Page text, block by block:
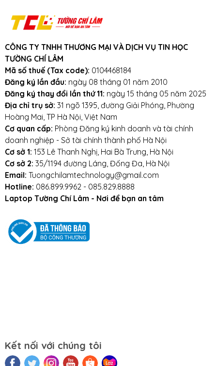
CÔNG TY TNHH THƯƠNG MẠI VÀ DỊCH VỤ TIN HỌC
TƯỜNG CHÍ LÂM
Mã số thuế (Tax code): 0104468184
Đăng ký lần đầu: ngày 08 tháng 01 năm 2010
Đăng ký thay đổi lần thứ 11: ngày 15 tháng 05 năm 2025
Địa chỉ trụ sở: 31 ngõ 1395, đường Giải Phóng, Phường
Hoàng Mai, TP Hà Nội, Việt Nam
Cơ quan cấp: Phòng Đăng ký kinh doanh và tài chính
doanh nghiệp - Sở tài chính thành phố Hà Nội
Cơ sở 1: 153 Lê Thanh Nghị, Hai Bà Trưng, Hà Nội
Cơ sở 2: 35/1194 đường Láng, Đống Đa, Hà Nội
Email: Tuongchilamtechnology@gmail.com
Hotline: 086.899.9962 - 085.829.8888
Laptop Tường Chí Lâm - Nơi để bạn an tâm
Kết nối với chúng tôi